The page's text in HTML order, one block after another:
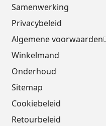
Samenwerking
Privacybeleid
Algemene voorwaarden
Winkelmand
Onderhoud
Sitemap
Cookiebeleid
Retourbeleid